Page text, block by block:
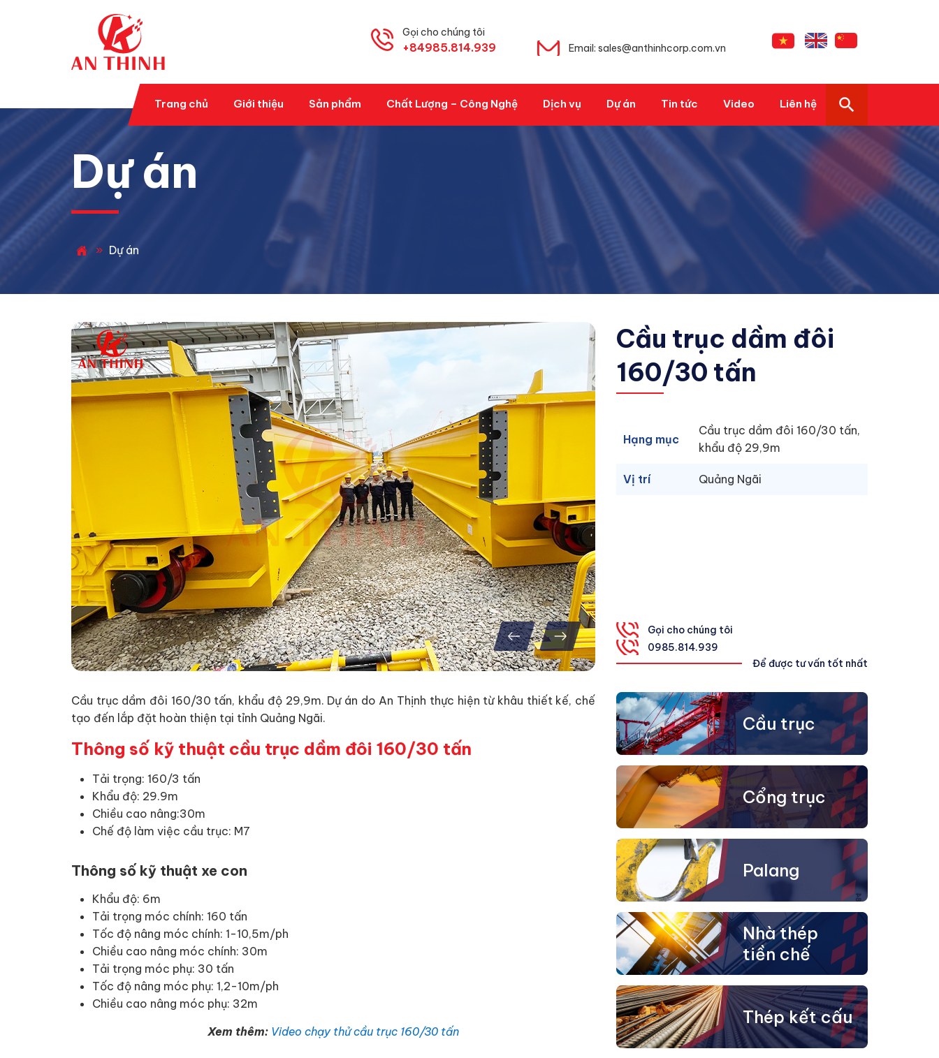
Gọi cho chúng tôi
+84985.814.939 Email: sales@anthinhcorp.com.vn
Trang chủ Giới thiệu Sản phẩm Chất Lượng – Công Nghệ Dịch vụ Dự án Tin tức Video Liên hệ
Dự án
» Dự án
Cầu trục dầm đôi
160/30 tấn
Hạng mục
Cầu trục dầm đôi 160/30 tấn,
khẩu độ 29,9m
Vị trí Quảng Ngãi
Gọi cho chúng tôi
0985.814.939
Để được tư vấn tốt nhất
Cầu trục dầm đôi 160/30 tấn, khẩu độ 29,9m. Dự án do An Thịnh thực hiện từ khâu thiết kế, chế
tạo đến lắp đặt hoàn thiện tại tỉnh Quảng Ngãi.
Thông số kỹ thuật cầu trục dầm đôi 160/30 tấn
Tải trọng: 160/3 tấn
Khẩu độ: 29.9m
Chiều cao nâng:30m
Chế độ làm việc cầu trục: M7
Thông số kỹ thuật xe con
Khẩu độ: 6m
Tải trọng móc chính: 160 tấn
Tốc độ nâng móc chính: 1-10,5m/ph
Chiều cao nâng móc chính: 30m
Tải trọng móc phụ: 30 tấn
Tốc độ nâng móc phụ: 1,2-10m/ph
Chiều cao nâng móc phụ: 32m
Xem thêm: Video chạy thử cầu trục 160/30 tấn
Cầu trục
Cổng trục
Palang
Nhà thép
tiền chế
Thép kết cấu